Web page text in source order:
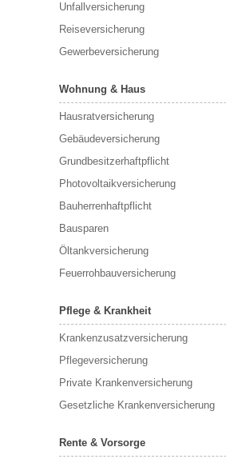
Unfallversicherung
Reiseversicherung
Gewerbeversicherung
Wohnung & Haus
Hausratversicherung
Gebäudeversicherung
Grundbesitzerhaftpflicht
Photovoltaikversicherung
Bauherrenhaftpflicht
Bausparen
Öltankversicherung
Feuerrohbauversicherung
Pflege & Krankheit
Krankenzusatzversicherung
Pflegeversicherung
Private Krankenversicherung
Gesetzliche Krankenversicherung
Rente & Vorsorge